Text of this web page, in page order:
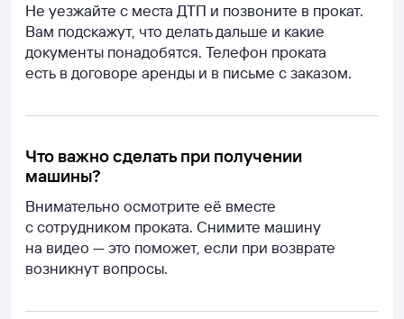
Не уезжайте с места ДТП и позвоните в прокат.
Вам подскажут, что делать дальше и какие
документы понадобятся. Телефон проката
есть в договоре аренды и в письме с заказом.
Что важно сделать при получении
машины?
Внимательно осмотрите её вместе
с сотрудником проката. Снимите машину
на видео — это поможет, если при возврате
возникнут вопросы.